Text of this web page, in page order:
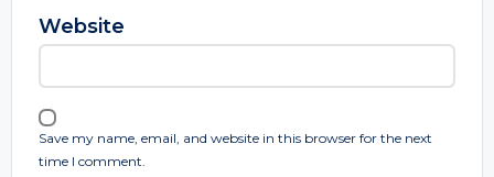
Website
Save my name, email, and website in this browser for the next
time I comment.